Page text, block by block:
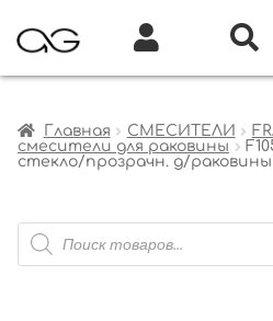
Главная СМЕСИТЕЛИ
смесители для раковины
стекло/прозрачн. д/раковины
Поиск
товаров